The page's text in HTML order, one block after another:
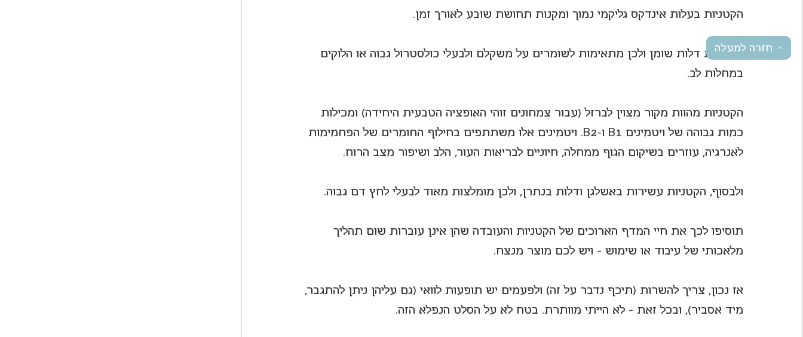
חזרה למעלה
הקטניות בעלות אינדקס גליקמי נמוך ומקנות תחושת שובע לאורך זמן.
הקטניות דלות שומן ולכן מתאימות לשומרים על משקלם ולבעלי כולסטרול גבוה או הלוקים
במחלות לב.
הקטניות מהוות מקור מצוין לברזל (עבור צמחונים זוהי האופציה הטבעית היחידה) ומכילות
כמות גבוהה של ויטמינים B1 ו-B2. ויטמינים אלו משתתפים בחילוף החומרים של הפחמימות
לאנרגיה, עוזרים בשיקום הגוף ממחלה, חיוניים לבריאות העור, הלב ושיפור מצב הרוח.
ולבסוף, הקטניות עשירות באשלגן ודלות בנתרן, ולכן מומלצות מאוד לבעלי לחץ דם גבוה.
תוסיפו לכך את חיי המדף הארוכים של הקטניות והעובדה שהן אינן עוברות שום תהליך
מלאכותי של עיבוד או שימוש - ויש לכם מוצר מנצח.
אז נכון, צריך להשרות (תיכף נדבר על זה) ולפעמים יש תופעות לוואי (גם עליהן ניתן להתגבר,
מיד אסביר), ובכל זאת - לא הייתי מוותרת. בטח לא על הסלט הנפלא הזה.